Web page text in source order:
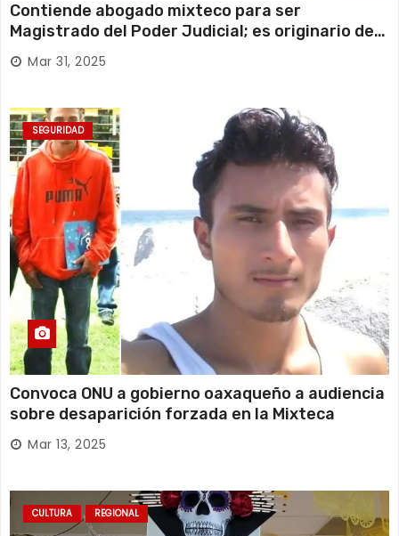
Contiende abogado mixteco para ser
Magistrado del Poder Judicial; es originario de
Huajuapan de León
Mar 31, 2025
SEGURIDAD
Convoca ONU a gobierno oaxaqueño a audiencia
sobre desaparición forzada en la Mixteca
Mar 13, 2025
CULTURA REGIONAL